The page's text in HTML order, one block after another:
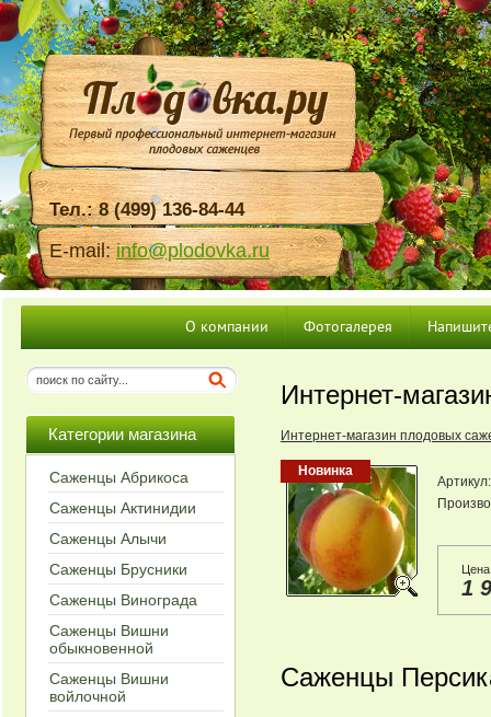
О компании Фотогалерея
Тел.: 8 (499) 136-84-44
E-mail:info@plodovka.ru
Категории магазина
Саженцы Абрикоса
Саженцы Актинидии
Саженцы Алычи
Саженцы Брусники
Саженцы Винограда
Саженцы Вишни
обыкновенной
Саженцы Вишни
войлочной
Интернет-
Интернет-магазин плодовых
Новинка
1
Саженцы